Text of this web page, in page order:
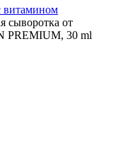
витамином
сыворотка от
PREMIUM, 30 ml